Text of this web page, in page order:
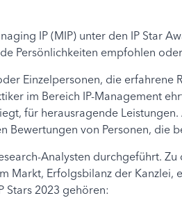
IP (MIP) unter den IP Star
Persönlichkeiten empfohlen
Einzelpersonen, die
im Bereich IP-Management
für herausragende
Bewertungen von Personen, die
Analysten durchgeführt.
Markt, Erfolgsbilanz der
Stars 2023 gehören: